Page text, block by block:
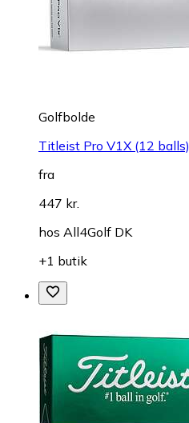
Golfbolde
Titleist Pro V1X (12 balls)
fra
447 kr.
hos All4Golf DK
+1 butik